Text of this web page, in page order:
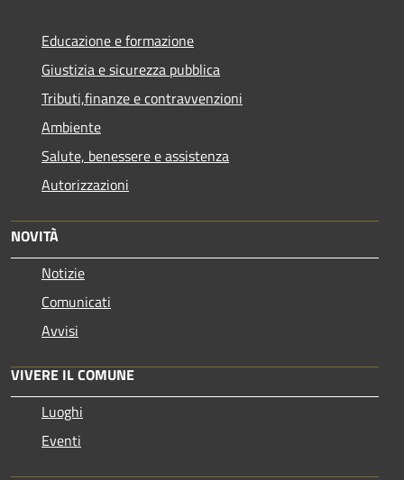
Educazione e formazione
Giustizia e sicurezza pubblica
Tributi,finanze e contravvenzioni
Ambiente
Salute, benessere e assistenza
Autorizzazioni
NOVITÀ
Notizie
Comunicati
Avvisi
VIVERE IL COMUNE
Luoghi
Eventi